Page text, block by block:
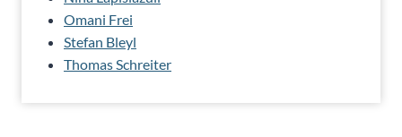
Omani Frei
Stefan Bleyl
Thomas Schreiter